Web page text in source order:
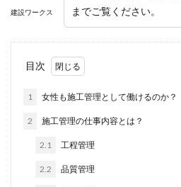
建設ワークス
までご覧ください。
目次
1 女性も施工管理として働けるのか？
2 施工管理の仕事内容とは？
2.1 工程管理
2.2 品質管理